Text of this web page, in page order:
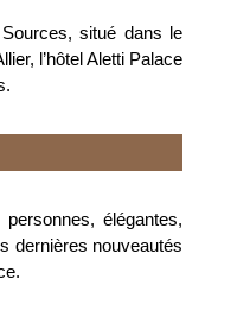
situé dans le
l’hôtel Aletti Palace
élégantes,
dernières nouveautés